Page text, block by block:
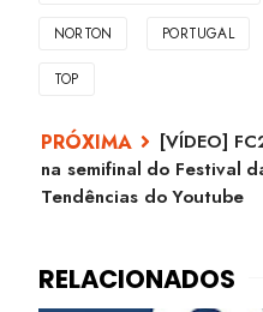
NORTON PORTUGAL
TOP
[VÍDEO]
na semifinal do Festival
Tendências do Youtube